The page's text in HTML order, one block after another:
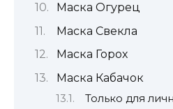
Маска Огурец
Маска Свекла
Маска Горох
Маска Кабачок
Только для